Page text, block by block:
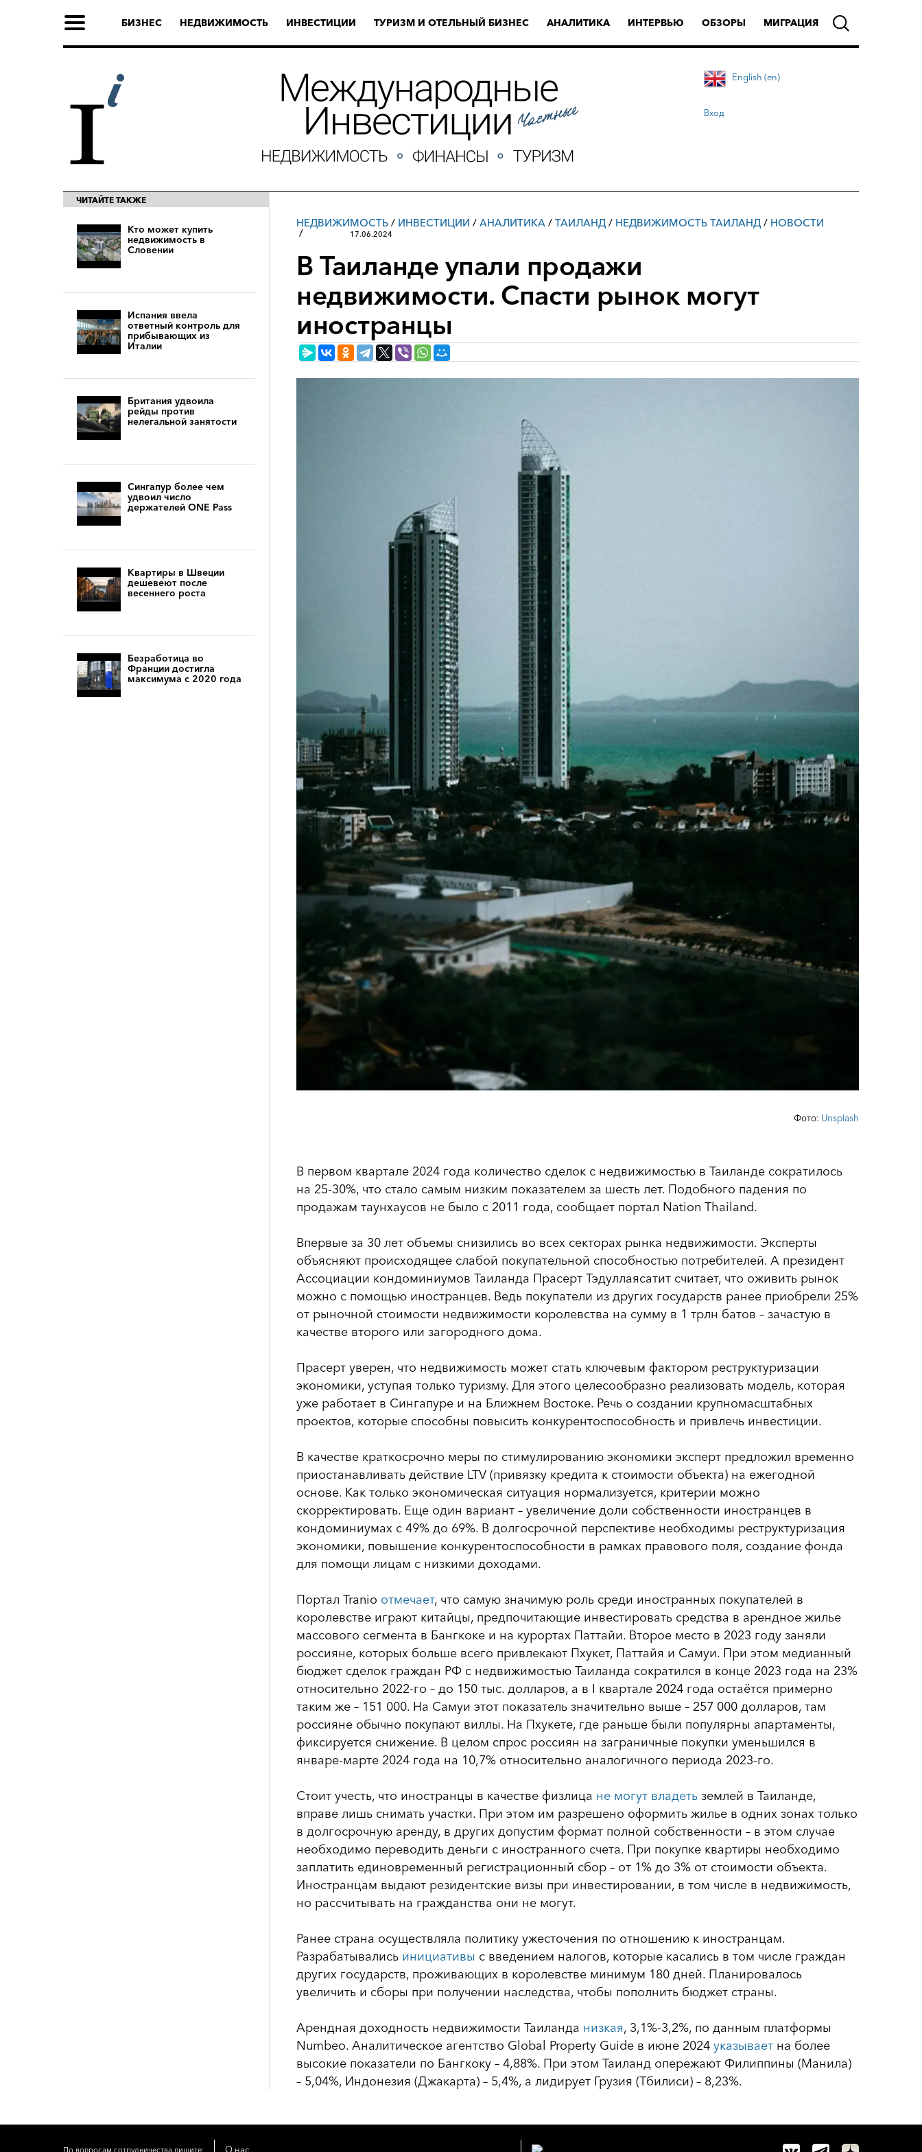
БИЗНЕС НЕДВИЖИМОСТЬ ИНВЕСТИЦИИ ТУРИЗМ И ОТЕЛЬНЫЙ БИЗНЕС АНАЛИТИКА ИНТЕРВЬЮ ОБЗОРЫ МИГРАЦИЯ
English (en)
Вход
ЧИТАЙТЕ ТАКЖЕ
Кто может купить
недвижимость в
Словении
Испания ввела
ответный контроль для
прибывающих из
Италии
Британия удвоила
рейды против
нелегальной занятости
Сингапур более чем
удвоил число
держателей ONE Pass
Квартиры в Швеции
дешевеют после
весеннего роста
Безработица во
Франции достигла
максимума с 2020 года
НЕДВИЖИМОСТЬ / ИНВЕСТИЦИИ / АНАЛИТИКА / ТАИЛАНД / НЕДВИЖИМОСТЬ ТАИЛАНД / НОВОСТИ
17.06.2024
В Таиланде упали продажи
недвижимости. Спасти рынок могут
иностранцы
Фото: Unsplash
В первом квартале 2024 года количество сделок с недвижимостью в Таиланде сократилось
на 25-30%, что стало самым низким показателем за шесть лет. Подобного падения по
продажам таунхаусов не было с 2011 года, сообщает портал Nation Thailand.
Впервые за 30 лет объемы снизились во всех секторах рынка недвижимости. Эксперты
объясняют происходящее слабой покупательной способностью потребителей. А президент
Ассоциации кондоминиумов Таиланда Прасерт Тэдуллаясатит считает, что оживить рынок
можно с помощью иностранцев. Ведь покупатели из других государств ранее приобрели 25%
от рыночной стоимости недвижимости королевства на сумму в 1 трлн батов – зачастую в
качестве второго или загородного дома.
Прасерт уверен, что недвижимость может стать ключевым фактором реструктуризации
экономики, уступая только туризму. Для этого целесообразно реализовать модель, которая
уже работает в Сингапуре и на Ближнем Востоке. Речь о создании крупномасштабных
проектов, которые способны повысить конкурентоспособность и привлечь инвестиции.
В качестве краткосрочно меры по стимулированию экономики эксперт предложил временно
приостанавливать действие LTV (привязку кредита к стоимости объекта) на ежегодной
основе. Как только экономическая ситуация нормализуется, критерии можно
скорректировать. Еще один вариант – увеличение доли собственности иностранцев в
кондоминиумах с 49% до 69%. В долгосрочной перспективе необходимы реструктуризация
экономики, повышение конкурентоспособности в рамках правового поля, создание фонда
для помощи лицам с низкими доходами.
Портал Tranio отмечает, что самую значимую роль среди иностранных покупателей в
королевстве играют китайцы, предпочитающие инвестировать средства в арендное жилье
массового сегмента в Бангкоке и на курортах Паттайи. Второе место в 2023 году заняли
россияне, которых больше всего привлекают Пхукет, Паттайя и Самуи. При этом медианный
бюджет сделок граждан РФ с недвижимостью Таиланда сократился в конце 2023 года на 23%
относительно 2022-го – до 150 тыс. долларов, а в I квартале 2024 года остаётся примерно
таким же – 151 000. На Самуи этот показатель значительно выше – 257 000 долларов, там
россияне обычно покупают виллы. На Пхукете, где раньше были популярны апартаменты,
фиксируется снижение. В целом спрос россиян на заграничные покупки уменьшился в
январе-марте 2024 года на 10,7% относительно аналогичного периода 2023-го.
Стоит учесть, что иностранцы в качестве физлица не могут владеть землей в Таиланде,
вправе лишь снимать участки. При этом им разрешено оформить жилье в одних зонах только
в долгосрочную аренду, в других допустим формат полной собственности – в этом случае
необходимо переводить деньги с иностранного счета. При покупке квартиры необходимо
заплатить единовременный регистрационный сбор – от 1% до 3% от стоимости объекта.
Иностранцам выдают резидентские визы при инвестировании, в том числе в недвижимость,
но рассчитывать на гражданства они не могут.
Ранее страна осуществляла политику ужесточения по отношению к иностранцам.
Разрабатывались инициативы с введением налогов, которые касались в том числе граждан
других государств, проживающих в королевстве минимум 180 дней. Планировалось
увеличить и сборы при получении наследства, чтобы пополнить бюджет страны.
Арендная доходность недвижимости Таиланда низкая, 3,1%-3,2%, по данным платформы
Numbeo. Аналитическое агентство Global Property Guide в июне 2024 указывает на более
высокие показатели по Бангкоку – 4,88%. При этом Таиланд опережают Филиппины (Манила)
– 5,04%, Индонезия (Джакарта) – 5,4%, а лидирует Грузия (Тбилиси) – 8,23%.
По вопросам сотрудничества пишите: О нас